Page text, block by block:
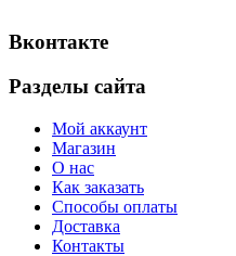
Вконтакте
Разделы сайта
Мой аккаунт
Магазин
О нас
Как заказать
Способы оплаты
Доставка
Контакты